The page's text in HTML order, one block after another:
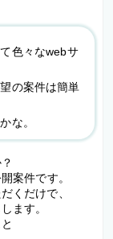
色々なwebサ
の案件は簡単
な。
案件です。
くだけで、
ます。